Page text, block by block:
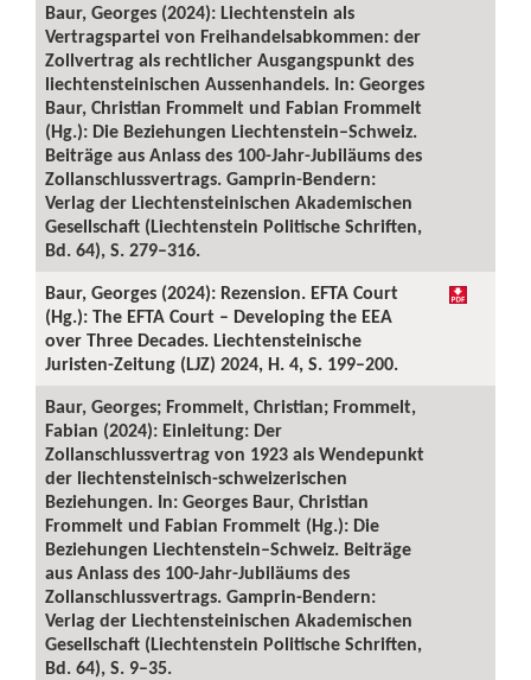
Baur, Georges (2024): Liechtenstein als
Vertragspartei von Freihandelsabkommen: der
Zollvertrag als rechtlicher Ausgangspunkt des
liechtensteinischen Aussenhandels. In: Georges
Baur, Christian Frommelt und Fabian Frommelt
(Hg.): Die Beziehungen Liechtenstein–Schweiz.
Beiträge aus Anlass des 100-Jahr-Jubiläums des
Zollanschlussvertrags. Gamprin-Bendern:
Verlag der Liechtensteinischen Akademischen
Gesellschaft (Liechtenstein Politische Schriften,
Bd. 64), S. 279–316.
Baur, Georges (2024): Rezension. EFTA Court
(Hg.): The EFTA Court – Developing the EEA
over Three Decades. Liechtensteinische
Juristen-Zeitung (LJZ) 2024, H. 4, S. 199–200.
Baur, Georges; Frommelt, Christian; Frommelt,
Fabian (2024): Einleitung: Der
Zollanschlussvertrag von 1923 als Wendepunkt
der liechtensteinisch-schweizerischen
Beziehungen. In: Georges Baur, Christian
Frommelt und Fabian Frommelt (Hg.): Die
Beziehungen Liechtenstein–Schweiz. Beiträge
aus Anlass des 100-Jahr-Jubiläums des
Zollanschlussvertrags. Gamprin-Bendern:
Verlag der Liechtensteinischen Akademischen
Gesellschaft (Liechtenstein Politische Schriften,
Bd. 64), S. 9–35.